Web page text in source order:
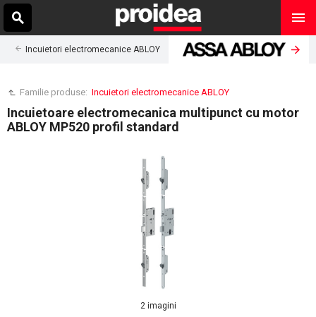
Incuietori electromecanice ABLOY
Familie produse: Incuietori electromecanice ABLOY
Incuietoare electromecanica multipunct cu motor
ABLOY MP520 profil standard
2 imagini